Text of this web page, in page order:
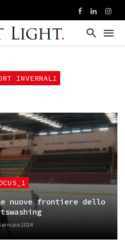
INVERNALI
nuove frontiere dello
2024